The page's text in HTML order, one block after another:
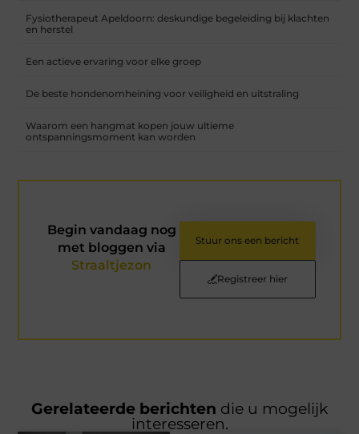
Fysiotherapeut Apeldoorn: deskundige begeleiding bij klachten
en herstel
Een actieve ervaring voor elke groep
De beste hondenomheining voor veiligheid en uitstraling
Waarom een hangmat kopen jouw ultieme
ontspanningsmoment kan worden
Begin vandaag nog
met bloggen via
Straaltjezon
Stuur ons een bericht
Registreer hier
Gerelateerde berichten die u mogelijk
interesseren.